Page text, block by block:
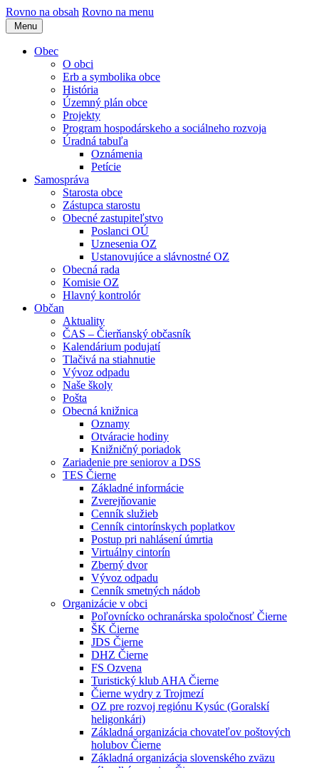
Rovno na obsah Rovno na menu
Menu
Obec
O obci
Erb a symbolika obce
História
Územný plán obce
Projekty
Program hospodárskeho a sociálneho rozvoja
Úradná tabuľa
Oznámenia
Petície
Samospráva
Starosta obce
Zástupca starostu
Obecné zastupiteľstvo
Poslanci OÚ
Uznesenia OZ
Ustanovujúce a slávnostné OZ
Obecná rada
Komisie OZ
Hlavný kontrolór
Občan
Aktuality
ČAS – Čierňanský občasník
Kalendárium podujatí
Tlačivá na stiahnutie
Vývoz odpadu
Naše školy
Pošta
Obecná knižnica
Oznamy
Otváracie hodiny
Knižničný poriadok
Zariadenie pre seniorov a DSS
TES Čierne
Základné informácie
Zverejňovanie
Cenník služieb
Cenník cintorínskych poplatkov
Postup pri nahlásení úmrtia
Virtuálny cintorín
Zberný dvor
Vývoz odpadu
Cenník smetných nádob
Organizácie v obci
Poľovnícko ochranárska spoločnosť Čierne
ŠK Čierne
JDS Čierne
DHZ Čierne
FS Ozvena
Turistický klub AHA Čierne
Čierne wydry z Trojmezí
OZ pre rozvoj regiónu Kysúc (Goralskí
heligonkári)
Základná organizácia chovateľov poštových
holubov Čierne
Základná organizácia slovenského zväzu